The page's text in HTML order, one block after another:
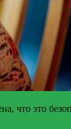
что это